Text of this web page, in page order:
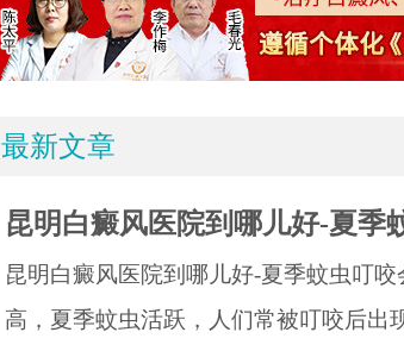
最新文章
昆明白癜风医院到哪儿好-夏季
昆明白癜风医院到哪儿好-夏季蚊虫叮
高，夏季蚊虫活跃，人们常被叮咬后出